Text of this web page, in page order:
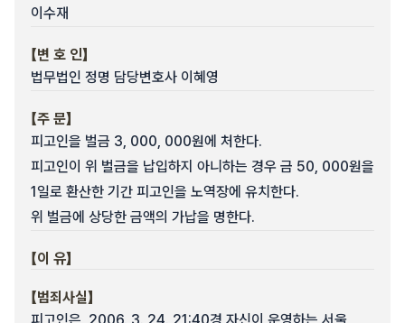
이수재
【변 호 인】
법무법인 정명 담당변호사 이혜영
【주 문】
피고인을 벌금 3, 000, 000원에 처한다.
피고인이 위 벌금을 납입하지 아니하는 경우 금 50, 000원을
1일로 환산한 기간 피고인을 노역장에 유치한다.
위 벌금에 상당한 금액의 가납을 명한다.
【이 유】
【범죄사실】